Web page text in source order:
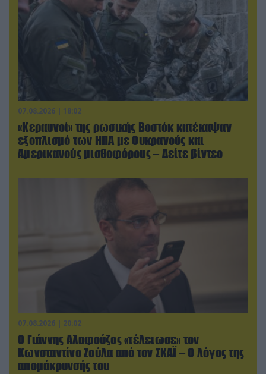
07.08.2026 | 18:02
«Κεραυνοί» της ρωσικής Βοστόκ κατέκαψαν
εξοπλισμό των ΗΠΑ με Ουκρανούς και
Αμερικανούς μισθοφόρους – Δείτε βίντεο
07.08.2026 | 20:02
Ο Γιάννης Αλαφούζος «τέλειωσε» τον
Κωνσταντίνο Ζούλα από τον ΣΚΑΪ – Ο λόγος της
απομάκρυνσής του